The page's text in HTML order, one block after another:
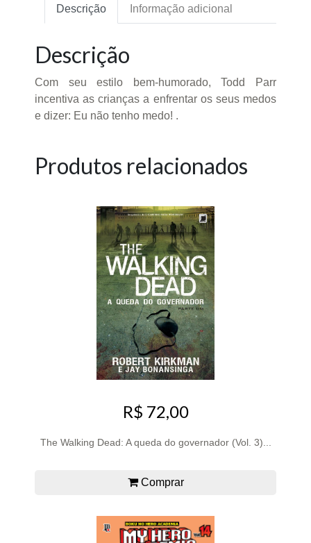
Descrição Informação adicional
Descrição
Com seu estilo bem-humorado, Todd Parr
incentiva as crianças a enfrentar os seus medos
e dizer: Eu não tenho medo! .
Produtos relacionados
R$ 72,00
The Walking Dead: A queda do governador (Vol. 3)...
Comprar